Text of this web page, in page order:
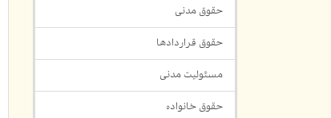
حقوق مدنی
حقوق قراردادها
مسئولیت مدنی
حقوق خانواده